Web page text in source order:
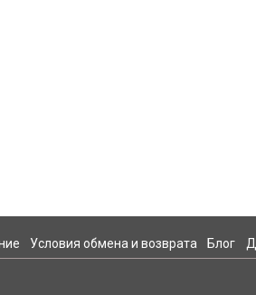
Условия обмена и возврата Блог